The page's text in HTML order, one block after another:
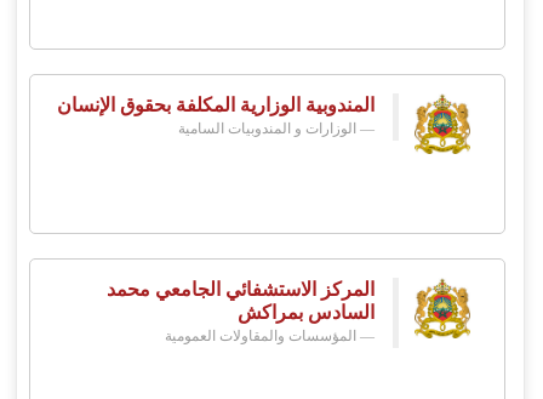
المندوبية الوزارية المكلفة بحقوق الإنسان
الوزارات و المندوبيات السامية
المركز الاستشفائي الجامعي محمد
السادس بمراكش
المؤسسات والمقاولات العمومية